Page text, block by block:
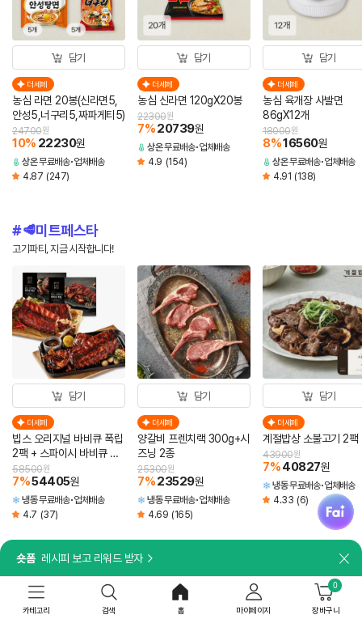
담기
더세페
농심 라면 20봉(신라면5,
안성5,너구리5,짜파게티5)
10% 22230원
24700원
상온무료배송 업체배송
4.87 (247)
담기
더세페
농심 신라면 120gX20봉
7%20739원
22300원
상온무료배송 업체배송
4.9 (154)
담기
더세페
농심 육개장 사발면
86gX12개
8%16560원
18000원
상온무료배송 업체배송
4.91 (138)
🥩미트페스타
고기파티, 지금 시작합니다!
담기
더세페
빕스 오리지널 바비큐 폭립
2팩 + 스파이시 바비큐 폭
립 2팩
7%54405원
58500원
냉동무료배송 업체배송
4.7 (37)
담기
더세페
양갈비 프렌치랙 300g+시
즈닝 2종
7%23529원
25300원
냉동무료배송 업체배송
4.69 (165)
담기
더세페
계절밥상 소불고기 2팩
7%40827원
43900원
냉동무료배송 업체배송
4.33 (6)
쌀쌀한 날☂️
요즘같은 날씨에 구매가 많아요
숏폼 레시피 보고 리워드 받자
fai
카테고리 검색 홈 마이페이지 장바구니
0